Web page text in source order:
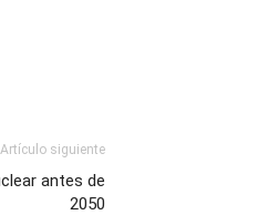
Artículo siguiente
antes de
2050